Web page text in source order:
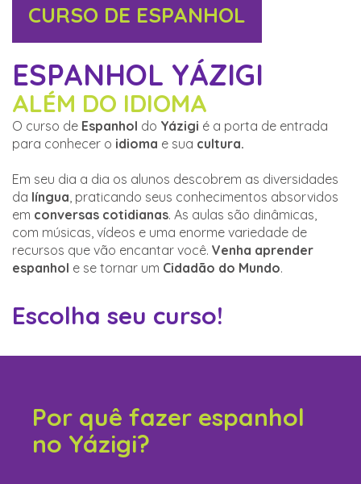
CURSO DE ESPANHOL
ESPANHOL YÁZIGI
ALÉM DO IDIOMA
O curso de Espanhol do Yázigi é a porta de entrada
para conhecer o idioma e sua cultura.
Em seu dia a dia os alunos descobrem as diversidades
da língua, praticando seus conhecimentos absorvidos
em conversas cotidianas. As aulas são dinâmicas,
com músicas, vídeos e uma enorme variedade de
recursos que vão encantar você. Venha aprender
espanhol e se tornar um Cidadão do Mundo.
Escolha seu curso!
Por quê fazer espanhol
no Yázigi?